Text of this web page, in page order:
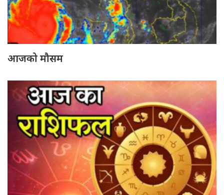
आजको मौसम